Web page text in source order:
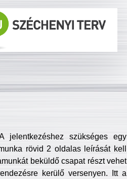
jelentkezéshez szükséges egy
rövid 2 oldalas leírását kell
beküldő csapat részt vehet
kerülő versenyen. Itt a